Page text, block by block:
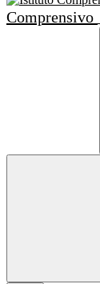
Comprensivo